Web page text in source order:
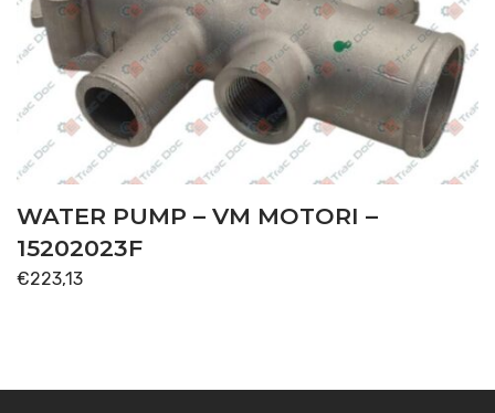
WATER PUMP – VM MOTORI –
15202023F
€223,13